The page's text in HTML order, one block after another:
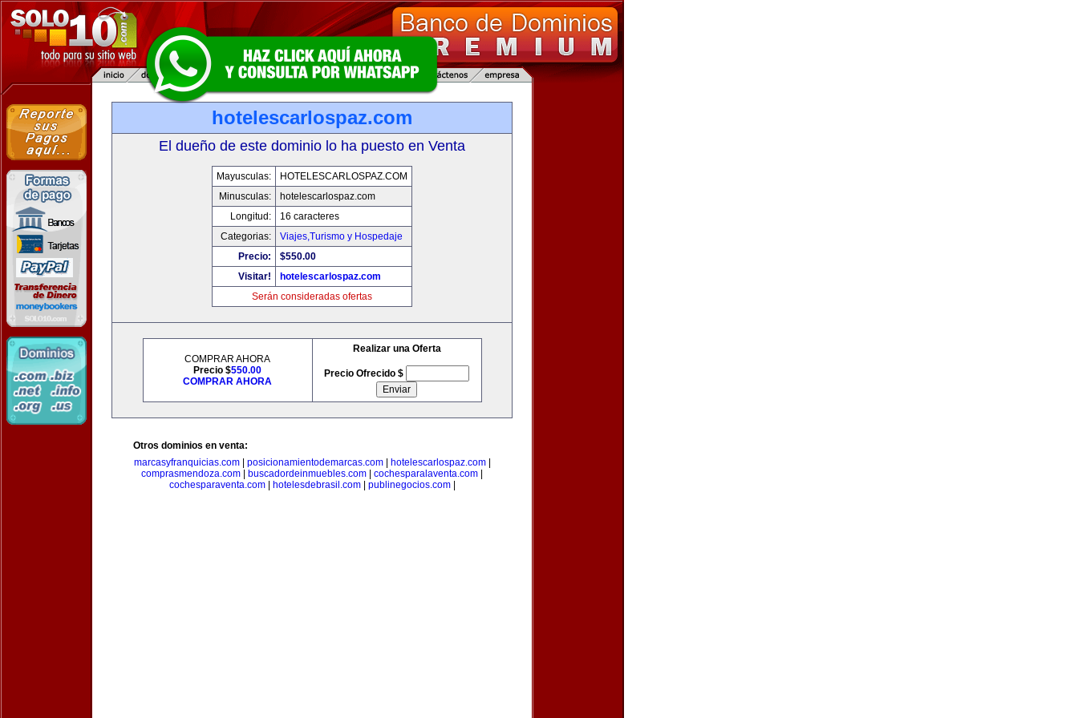
hotelescarlospaz.com
El dueño de este dominio lo ha puesto en Venta
Mayusculas:
HOTELESCARLOSPAZ.COM
Minusculas:
hotelescarlospaz.com
Longitud:
16 caracteres
Categorias:
Viajes,Turismo y Hospedaje
Precio:
$550.00
Visitar!
hotelescarlospaz.com
Serán consideradas ofertas
COMPRAR AHORA
Precio $550.00
COMPRAR AHORA
Realizar una Oferta
Precio Ofrecido $
Otros dominios en venta:
marcasyfranquicias.com| posicionamientodemarcas.com| hotelescarlospaz.com|
comprasmendoza.com
buscadordeinmuebles.com cochesparalaventa.com
cochesparaventa.com| hotelesdebrasil.com| publinegocios.com|